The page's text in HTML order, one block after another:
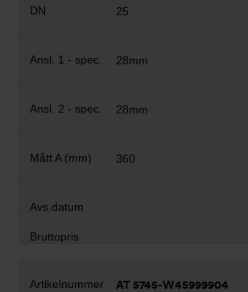
25
28mm
28mm
360
AT 5745-W45999904